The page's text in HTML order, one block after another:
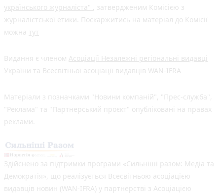
українського журналіста"
, затвердженим Комісією з
журналістської етики. Поскаржитись на матеріал до Комісії
можна тут
Видання є членом Асоціації Незалежні регіональні видавці
України та Всесвітньої асоціації видавців WAN-IFRA
Матеріали з позначками "Новини компаній", "Прес-служба",
"Реклама" та "Партнерський проєкт" опубліковані на правах
реклами.
Здійснено за підтримки програми «Сильніші разом: Медіа та
Демократія», що реалізується Всесвітньою асоціацією
видавців новин (WAN-IFRA) у партнерстві з Асоціацією